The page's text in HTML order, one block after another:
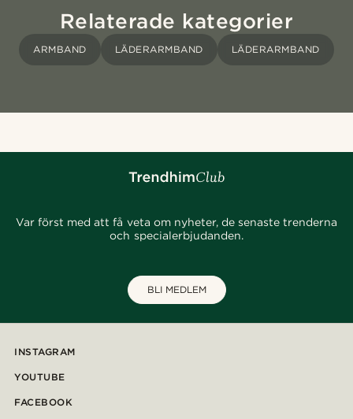
Relaterade kategorier
ARMBAND LÄDERARMBAND LÄDERARMBAND
Var först med att få veta om nyheter, de senaste trenderna
och specialerbjudanden.
BLI MEDLEM
INSTAGRAM
YOUTUBE
FACEBOOK